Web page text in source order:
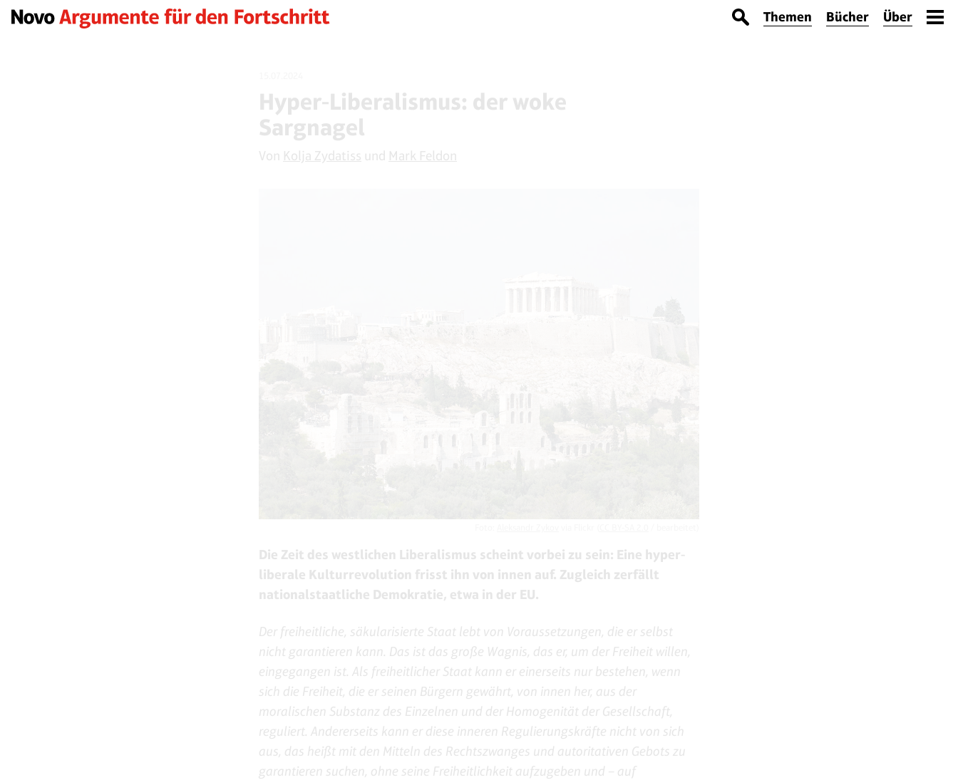
Themen Bücher Über
Hyper-Liberalismus: der woke
Sargnagel
Von Kolja Zydatiss und Mark Feldon
Die Zeit des westlichen Liberalismus scheint vorbei zu sein: Eine hyper-
liberale Kulturrevolution frisst ihn von innen auf. Zugleich zerfällt
nationalstaatliche Demokratie, etwa in der EU.
Der freiheitliche, säkularisierte Staat lebt von Voraussetzungen, die er selbst
nicht garantieren kann. Das ist das große Wagnis, das er, um der Freiheit willen,
eingegangen ist. Als freiheitlicher Staat kann er einerseits nur bestehen, wenn
sich die Freiheit, die er seinen Bürgern gewährt, von innen her, aus der
moralischen Substanz des Einzelnen und der Homogenität der Gesellschaft,
reguliert. Andererseits kann er diese inneren Regulierungskräfte nicht von sich
aus, das heißt mit den Mitteln des Rechtszwanges und autoritativen Gebots zu
garantieren suchen, ohne seine Freiheitlichkeit aufzugeben und – auf